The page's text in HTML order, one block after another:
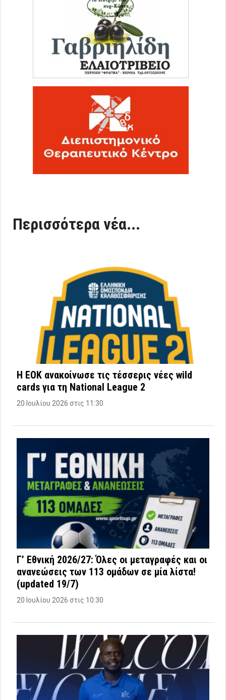
Περισσότερα νέα...
Η ΕΟΚ ανακοίνωσε τις τέσσερις νέες wild
cards για τη National League 2
20 Ιουλίου 2026 στις 11:30
Γ’ Εθνική 2026/27: Όλες οι μεταγραφές και οι
ανανεώσεις των 113 ομάδων σε μία λίστα!
(updated 19/7)
20 Ιουλίου 2026 στις 10:30